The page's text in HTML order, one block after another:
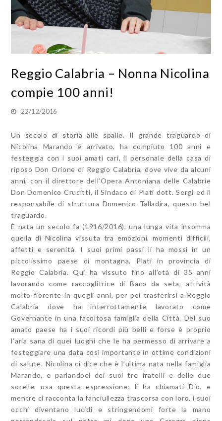
Reggio Calabria – Nonna Nicolina
compie 100 anni!
22/12/2016
Un secolo di storia alle spalle. Il grande traguardo di
Nicolina Marando è arrivato, ha compiuto 100 anni e
festeggia con i suoi amati cari, il personale della casa di
riposo Don Orione di Reggio Calabria, dove vive da alcuni
anni, con il direttore dell’Opera Antoniana delle Calabrie
Don Domenico Crucitti, il Sindaco di Plati dott. Sergi ed il
responsabile di struttura Domenico Talladira, questo bel
traguardo.
È nata un secolo fa (1916/2016), una lunga vita insomma
quella di Nicolina vissuta tra emozioni, momenti difficili,
affetti e serenità. I suoi primi passi li ha mossi in un
piccolissimo paese di montagna, Plati in provincia di
Reggio Calabria. Qui ha vissuto fino all’età di 35 anni
lavorando come raccoglitrice di Baco da seta, attività
molto fiorente in quegli anni, per poi trasferirsi a Reggio
Calabria dove ha interrottamente lavorato come
Governante in una facoltosa famiglia della Città. Del suo
amato paese ha i suoi ricordi più belli e forse è proprio
l’aria sana di quei luoghi che le ha permesso di arrivare a
festeggiare una data così importante in ottime condizioni
di salute. Nicolina ci dice che è l’ultima nata nella famiglia
Marando, e parlandoci dei suoi tre fratelli e delle due
sorelle, usa questa espressione; li ha chiamati Dio, e
mentre ci racconta la fanciullezza trascorsa con loro, i suoi
occhi diventano lucidi e stringendomi forte la mano